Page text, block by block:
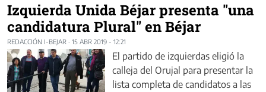
Izquierda Unida Béjar presenta "una
candidatura Plural" en Béjar
REDACCIÓN I-BEJAR · 15 ABR 2019 - 12:21
El partido de izquierdas eligió la
calleja del Orujal para presentar la
lista completa de candidatos a las